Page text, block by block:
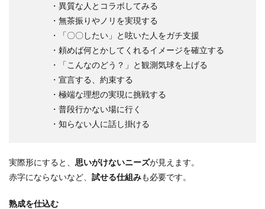
・異質な人とコラボしてみる
・無茶振りやノリを実現する
・「〇〇したい」と呟いた人をガチ支援
・頼めば何とかしてくれるイメージを確立する
・「こんなのどう？」と観測気球を上げる
・宣言する、約束する
・極端な理想の実現に挑戦する
・普段行かない場に行く
・知らない人に話し掛ける
実際形にすると、 思いがけないニーズが見えます。
赤字にならないなど、 試せる仕組みも必要です。
熟成を仕込む